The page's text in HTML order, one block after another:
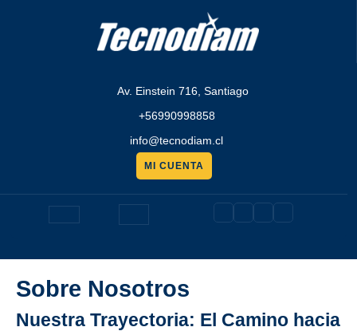
Av. Einstein 716, Santiago
+56990998858
info@tecnodiam.cl
MI CUENTA
presupuesto
Botón
de
apertura
Sobre Nosotros
Nuestra Trayectoria: El Camino hacia